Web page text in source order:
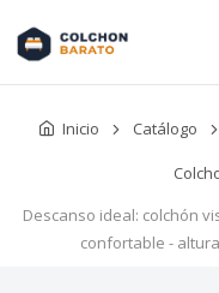
Inicio Catálogo
Descanso ideal: colchón
confortable -